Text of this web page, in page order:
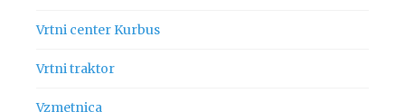
Vrtni center Kurbus
Vrtni traktor
Vzmetnica